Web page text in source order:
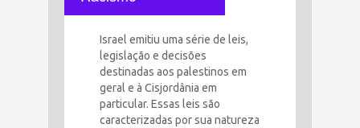
Israel emitiu uma série de leis,
legislação e decisões
destinadas aos palestinos em
geral e à Cisjordânia em
particular. Essas leis são
caracterizadas por sua natureza